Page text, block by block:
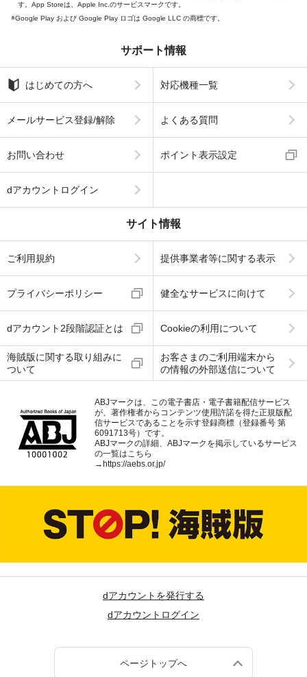
す。App Storeは、Apple Inc.のサービスマークです。
Google Play および Google Play ロゴは Google LLC の商標です。
サポート情報
はじめての方へ 対応機種一覧
メールサービス登録/解除 よくある質問
お問い合わせ ポイント表示設定
dアカウントログイン
サイト情報
ご利用規約 提供事業者等に関する表示
プライバシーポリシー 健全なサービスに向けて
dアカウント2段階認証とは Cookieの利用について
海賊版に関する取り組みに
ついて
お客さまのご利用端末から
の情報の外部送信について
ABJマークは、この電子書店・電子書籍配信サービス
が、著作権者からコンテンツ使用許諾を得た正規版配
信サービスであることを示す登録商標（登録番号 第
6091713号）です。
ABJマークの詳細、ABJマークを掲示しているサービス
の一覧はこちら
→ https://aebs.or.jp/
dアカウントを発行する
dアカウントログイン
ページトップへ